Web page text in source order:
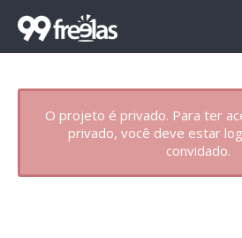
O projeto é privado. Para ter
privado, você deve estar
convidado.